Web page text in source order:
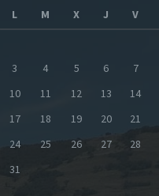
L
M X J V
3
4 5 6 7
10
11 12 13 14
17
18 19 20 21
24
25 26 27 28
31